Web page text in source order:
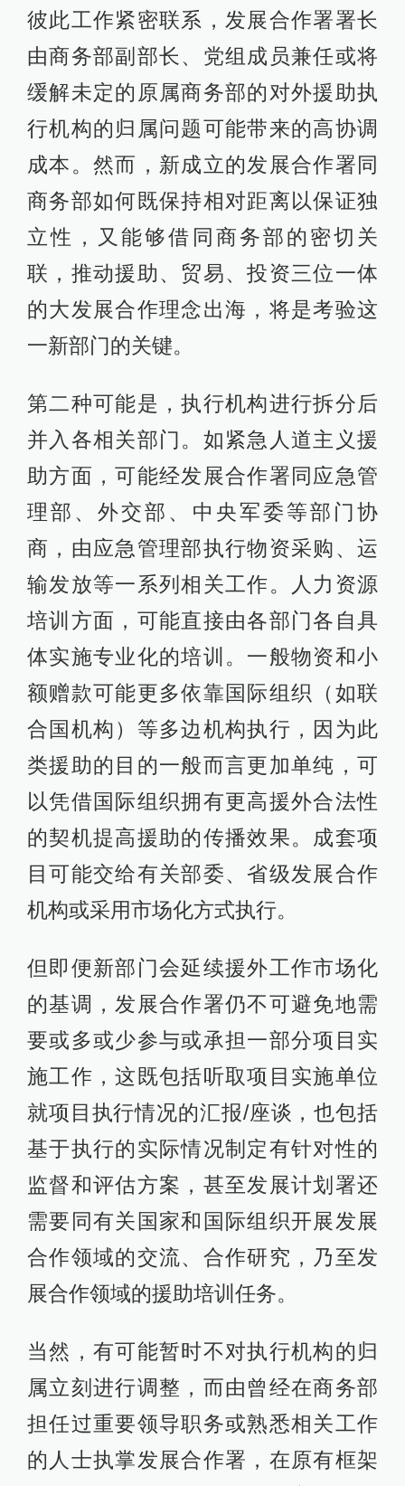
彼此工作紧密联系，发展合作署署长
由商务部副部长、党组成员兼任或将
缓解未定的原属商务部的对外援助执
行机构的归属问题可能带来的高协调
成本。然而，新成立的发展合作署同
商务部如何既保持相对距离以保证独
立性，又能够借同商务部的密切关
联，推动援助、贸易、投资三位一体
的大发展合作理念出海，将是考验这
一新部门的关键。
第二种可能是，执行机构进行拆分后
并入各相关部门。如紧急人道主义援
助方面，可能经发展合作署同应急管
理部、外交部、中央军委等部门协
商，由应急管理部执行物资采购、运
输发放等一系列相关工作。人力资源
培训方面，可能直接由各部门各自具
体实施专业化的培训。一般物资和小
额赠款可能更多依靠国际组织（如联
合国机构）等多边机构执行，因为此
类援助的目的一般而言更加单纯，可
以凭借国际组织拥有更高援外合法性
的契机提高援助的传播效果。成套项
目可能交给有关部委、省级发展合作
机构或采用市场化方式执行。
但即便新部门会延续援外工作市场化
的基调，发展合作署仍不可避免地需
要或多或少参与或承担一部分项目实
施工作，这既包括听取项目实施单位
就项目执行情况的汇报/座谈，也包括
基于执行的实际情况制定有针对性的
监督和评估方案，甚至发展计划署还
需要同有关国家和国际组织开展发展
合作领域的交流、合作研究，乃至发
展合作领域的援助培训任务。
当然，有可能暂时不对执行机构的归
属立刻进行调整，而由曾经在商务部
担任过重要领导职务或熟悉相关工作
的人士执掌发展合作署，在原有框架